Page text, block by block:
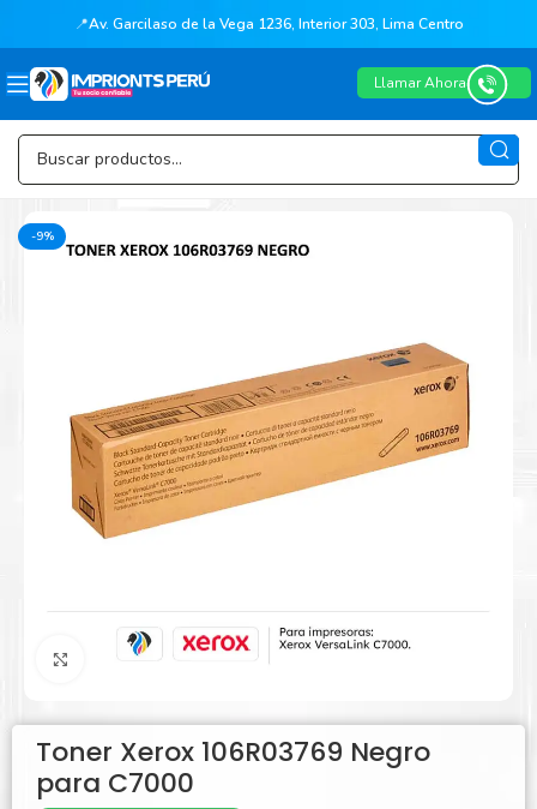
📍Av. Garcilaso de la Vega 1236, Interior 303, Lima Centro
Llamar Ahora
-9%
Agrandar
Toner Xerox 106R03769 Negro
para C7000